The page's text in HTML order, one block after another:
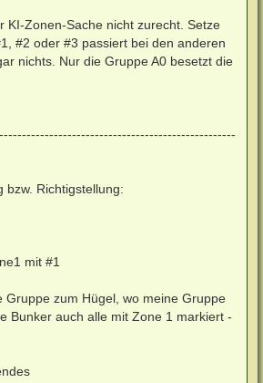
KI-Zonen-Sache nicht zurecht. Setze
#2 oder #3 passiert bei den anderen
nichts. Nur die Gruppe A0 besetzt die
bzw. Richtigstellung:
mit #1
Gruppe zum Hügel, wo meine Gruppe
Bunker auch alle mit Zone 1 markiert -